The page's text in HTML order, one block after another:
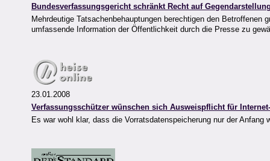
Bundesverfassungsgericht schränkt Recht auf
Mehrdeutige Tatsachenbehauptungen berechtigen den
umfassende Information der Öffentlichkeit durch die Presse zu
23.01.2008
Verfassungsschützer wünschen sich Ausweispflicht für
Es war wohl klar, dass die Vorratsdatenspeicherung nur der